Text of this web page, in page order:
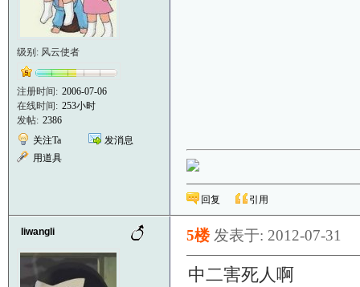
级别: 风云使者
注册时间: 2006-07-06
在线时间: 253小时
发帖: 2386
关注Ta
发消息
用道具
回复 引用
liwangli 5楼 发表于: 2012-07-31
中二害死人啊